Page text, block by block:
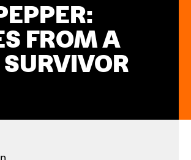
FROM A